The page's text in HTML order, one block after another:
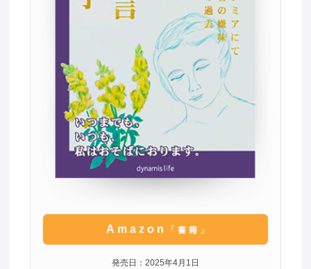
Amazon 「書籍」
発売日：2025年4月1日